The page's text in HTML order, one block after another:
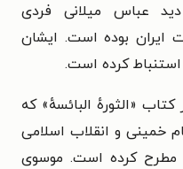
عباس میلانی فردی
بوده است. ایشان
استنباط کرده است.
«الثورهٔ البائسهٔ» که
خمینی و انقلاب اسلامی
مطرح کرده است. موسوی